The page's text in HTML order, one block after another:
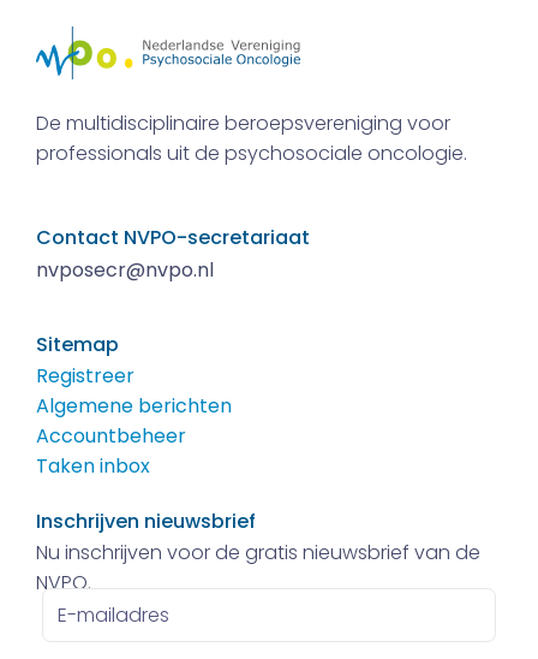
De multidisciplinaire beroepsvereniging voor
professionals uit de psychosociale oncologie.
Contact NVPO-secretariaat
nvposecr@nvpo.nl
Sitemap
Registreer
Algemene berichten
Accountbeheer
Taken inbox
Inschrijven nieuwsbrief
Nu inschrijven voor de gratis nieuwsbrief van de
NVPO.
E-
mailadres